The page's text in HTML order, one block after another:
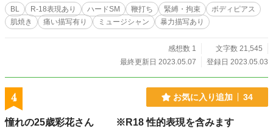
い、竹田がそれを飲んだ。 好きなプレイ→鞭打ち、根性焼
き、ピアシング、オイルプレイ、カッティング、フードクラ
ッシュ、踏みつけ
BL R-18表現あり ハードSM 鞭打ち 緊縛・拘束
ボディピアス
肌焼き
痛い描写有り ミュージシャン 暴力描写あり
感想数 1
文字数 21,545
最終更新日 2023.05.07
登録日 2023.05.03
4 お気に入り追加 34
憧れの25歳彩花さん ※R18 性的表現を含みます